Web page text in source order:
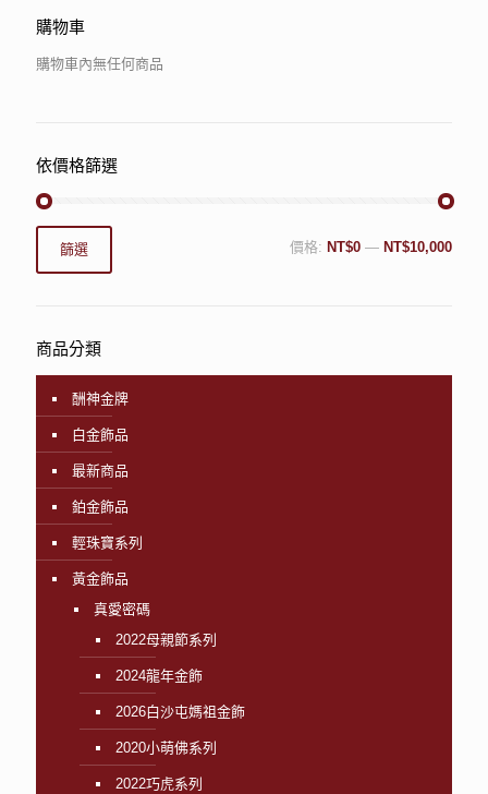
購物車
購物車內無任何商品
依價格篩選
篩選 價格: NT$0 — NT$10,000
商品分類
酬神金牌
白金飾品
最新商品
鉑金飾品
輕珠寶系列
黃金飾品
真愛密碼
2022母親節系列
2024龍年金飾
2026白沙屯媽祖金飾
2020小萌佛系列
2022巧虎系列